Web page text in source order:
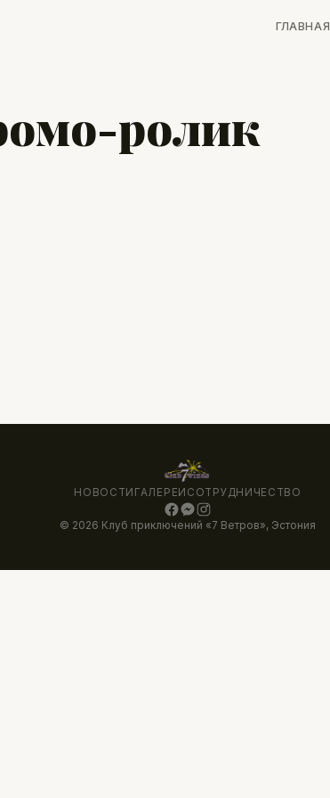
ГЛАВНАЯ
ролик
НОВОСТИ ГАЛЕРЕИ СОТРУДНИЧЕСТВО
© 2026 Клуб приключений «7 Ветров», Эстония